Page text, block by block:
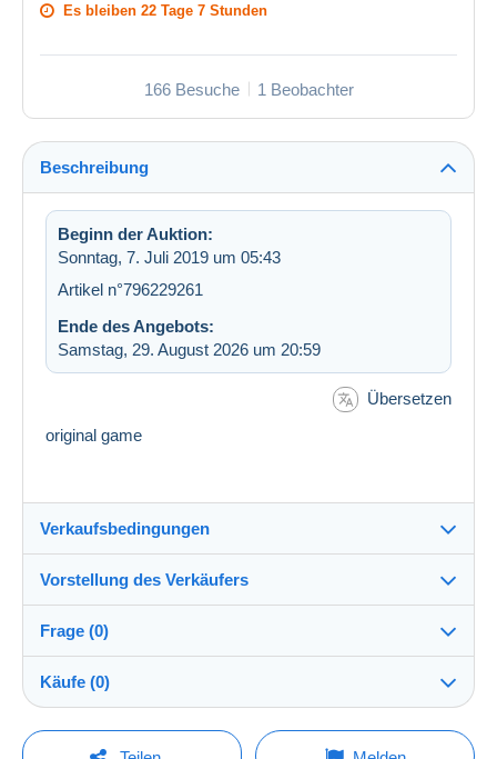
Es bleiben 22 Tage 7 Stunden
166 Besuche 1 Beobachter
Beschreibung
Beginn der Auktion:
Sonntag, 7. Juli 2019 um 05:43
Artikel n°796229261
Ende des Angebots:
Samstag, 29. August 2026 um 20:59
Übersetzen
original game
Verkaufsbedingungen
Versand nach:
Die Liste der Länder einsehen
Direkte Übergabe:
Ja
Vorkasse
Vorstellung des Verkäufers
elvis031267100%(11166x)
Shop
Frage (0)
Um eine Frage stellen zu können, müssen Sie
Käufe (0)
Letzte Aktualisierung: 13:24:57